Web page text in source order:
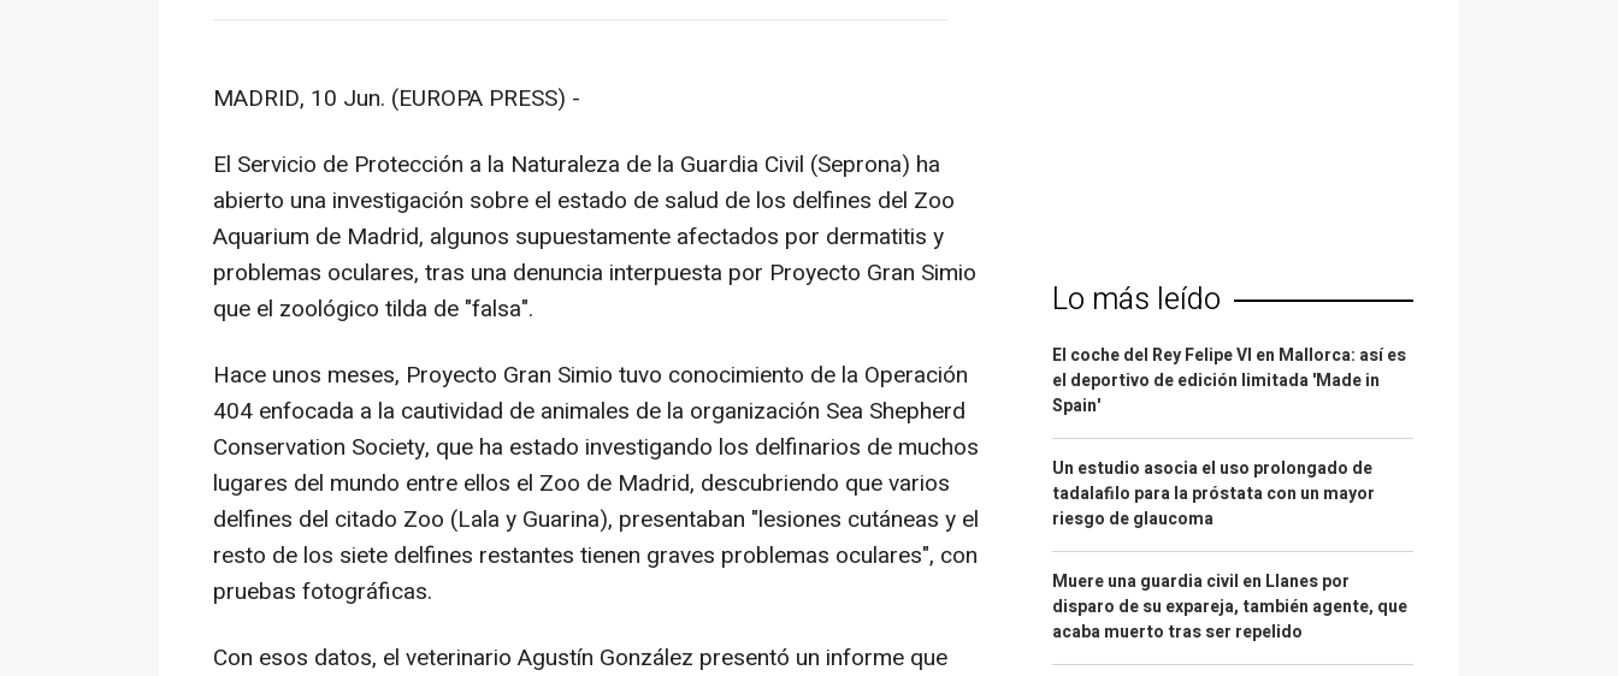
MADRID, 10 Jun. (EUROPA PRESS) -
El Servicio de Protección a la Naturaleza de la Guardia Civil (Seprona) ha
abierto una investigación sobre el estado de salud de los delfines del Zoo
Aquarium de Madrid, algunos supuestamente afectados por dermatitis y
problemas oculares, tras una denuncia interpuesta por Proyecto Gran Simio
que el zoológico tilda de "falsa".
Hace unos meses, Proyecto Gran Simio tuvo conocimiento de la Operación
404 enfocada a la cautividad de animales de la organización Sea Shepherd
Conservation Society, que ha estado investigando los delfinarios de muchos
lugares del mundo entre ellos el Zoo de Madrid, descubriendo que varios
delfines del citado Zoo (Lala y Guarina), presentaban "lesiones cutáneas y el
resto de los siete delfines restantes tienen graves problemas oculares", con
pruebas fotográficas.
Con esos datos, el veterinario Agustín González presentó un informe que
Lo más leído
El coche del Rey Felipe VI en Mallorca: así es
el deportivo de edición limitada 'Made in
Spain'
Un estudio asocia el uso prolongado de
tadalafilo para la próstata con un mayor
riesgo de glaucoma
Muere una guardia civil en Llanes por
disparo de su expareja, también agente, que
acaba muerto tras ser repelido